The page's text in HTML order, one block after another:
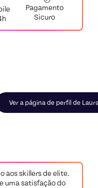
Pagamento
Sicuro
Skiller em
Ver a página de perfil de
aos skillers de elite.
uma satisfação do